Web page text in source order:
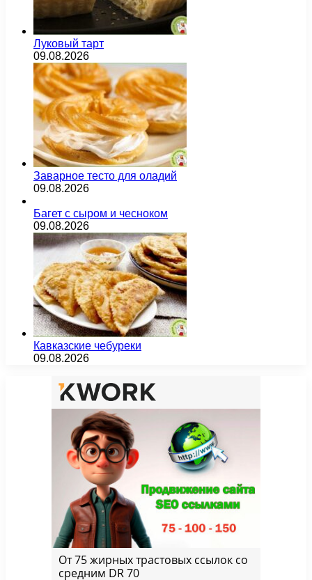
Луковый тарт
09.08.2026
Заварное тесто для оладий
09.08.2026
Багет с сыром и чесноком
09.08.2026
Кавказские чебуреки
09.08.2026